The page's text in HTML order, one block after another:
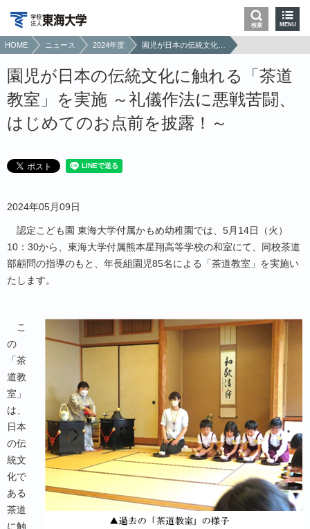
検索 MENU
HOME ニュース 2024年度
園児が日本の伝統文化に触れる「茶道
教室」を実施 ～礼儀作法に悪戦苦闘、
はじめてのお点前を披露！～
2024年05月09日
認定こども園 東海大学付属かもめ幼稚園では、5月14日（火）
10：30から、東海大学付属熊本星翔高等学校の和室にて、同校茶道
部顧問の指導のもと、年長組園児85名による「茶道教室」を実施い
たします。
こ
の
「茶
道教
室」
は、
日本
の伝
統文
化で
ある
茶道
に触